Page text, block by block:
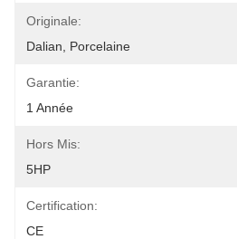
Originale:
Dalian, Porcelaine
Garantie:
1 Année
Hors Mis:
5HP
Certification:
CE